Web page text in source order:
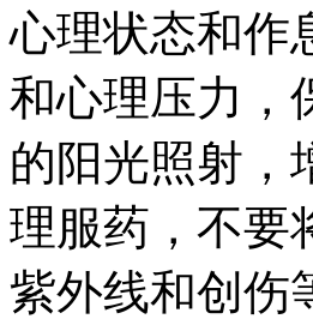
心理状态和作
和心理压力，
的阳光照射，
理服药，不要
紫外线和创伤